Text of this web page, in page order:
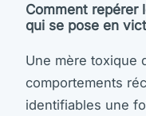
Comment repérer
qui se pose en
Une mère toxique
comportements
identifiables une